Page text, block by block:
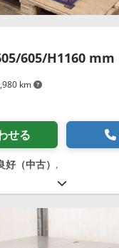
km
605/H1160 mm
せる
好（中古） ,